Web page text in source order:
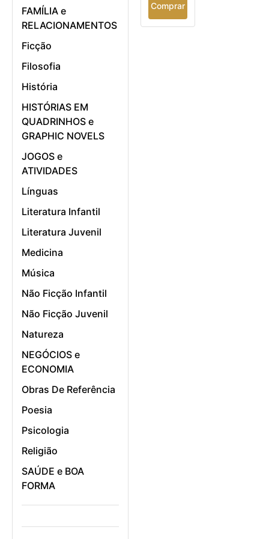
FAMÍLIA e
RELACIONAMENTOS
Ficção
Filosofia
História
HISTÓRIAS EM
QUADRINHOS e
GRAPHIC NOVELS
JOGOS e
ATIVIDADES
Línguas
Literatura Infantil
Literatura Juvenil
Medicina
Música
Não Ficção Infantil
Não Ficção Juvenil
Natureza
NEGÓCIOS e
ECONOMIA
Obras De Referência
Poesia
Psicologia
Religião
SAÚDE e BOA
FORMA
Comprar